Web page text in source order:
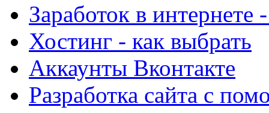
Заработок в
Хостинг - как выбрать
Аккаунты Вконтакте
Разработка сайта с